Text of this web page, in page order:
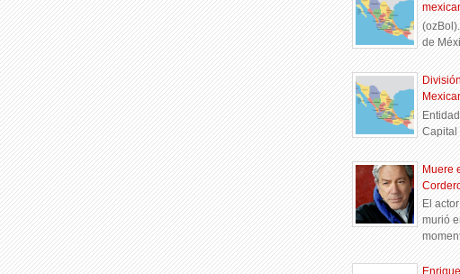
de
Capital
Muere
El
murió